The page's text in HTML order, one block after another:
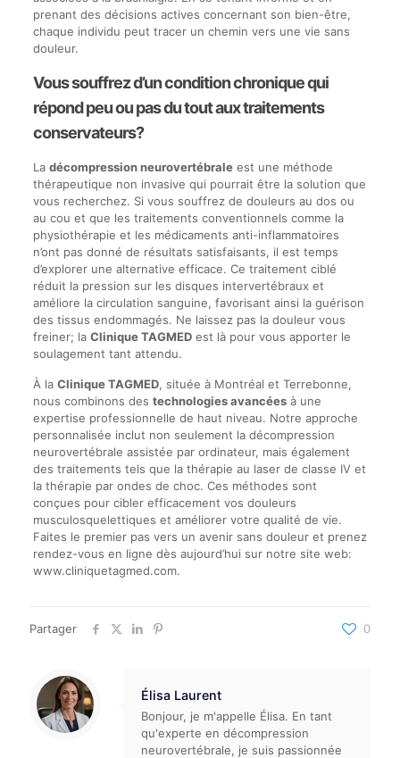
prenant des décisions actives concernant son bien-être,
chaque individu peut tracer un chemin vers une vie sans
douleur.
Vous souffrez d’un condition chronique qui
répond peu ou pas du tout aux traitements
conservateurs?
La décompression neurovertébraleest une méthode
thérapeutique non invasive qui pourrait être la solution que
vous recherchez. Si vous souffrez de douleurs au dos ou
au cou et que les traitements conventionnels comme la
physiothérapie et les médicaments anti-inflammatoires
n’ont pas donné de résultats satisfaisants, il est temps
d’explorer une alternative efficace. Ce traitement ciblé
réduit la pression sur les disques intervertébraux et
améliore la circulation sanguine, favorisant ainsi la guérison
des tissus endommagés. Ne laissez pas la douleur vous
freiner; la Clinique TAGMEDest là pour vous apporter le
soulagement tant attendu.
À la Clinique TAGMED, située à Montréal et Terrebonne,
nous combinons des technologies avancéesà une
expertise professionnelle de haut niveau. Notre approche
personnalisée inclut non seulement la décompression
neurovertébrale assistée par ordinateur, mais également
des traitements tels que la thérapie au laser de classe IV et
la thérapie par ondes de choc. Ces méthodes sont
conçues pour cibler efficacement vos douleurs
musculosquelettiques et améliorer votre qualité de vie.
Faites le premier pas vers un avenir sans douleur et prenez
rendez-vous en ligne dès aujourd’hui sur notre site web:
www.cliniquetagmed.com.
Partager 0
Élisa Laurent
Bonjour, je m'appelle Élisa. En tant
qu'experte en décompression
neurovertébrale, je suis passionnée